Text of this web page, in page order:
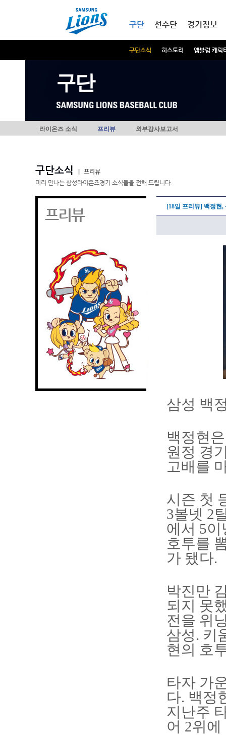
구단
구단소식 히스토리 엠블럼 캐릭
선수단 경기정보
구단
라이온즈 소식 프리뷰 외부감사보고서
구단소식
프리뷰
미리 만나는 삼성라이온즈경기 소식들을 전해 드립니다.
프리뷰 [18일 프리뷰] 백정현
삼성 백
백정현
원정 경
고배를
시즌 첫
3볼넷 2
에서 5
호투를
가 됐다.
박진만
되지 못
전을 위
삼성. 키
현의 호
타자 가
다. 백정
지난주
어 2위에